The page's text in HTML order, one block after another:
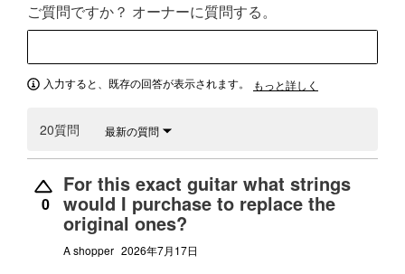
ご質問ですか？ オーナーに質問する。
入力すると、既存の回答が表示されます。 もっと詳しく
20質問 最新の質問
0
For this exact guitar what strings
would I purchase to replace the
original ones?
A shopper 2026年7月17日